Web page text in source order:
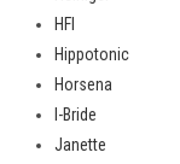
HFI
Hippotonic
Horsena
I-Bride
Janette